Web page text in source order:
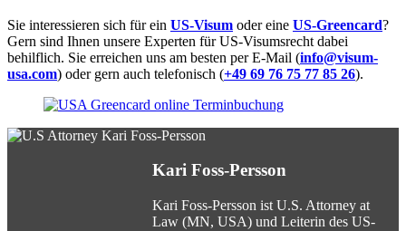
Sie interessieren sich für ein US-Visum oder eine US-Greencard?
Gern sind Ihnen unsere Experten für US-Visumsrecht dabei
behilflich. Sie erreichen uns am besten per E-Mail (info@visum-
usa.com) oder gern auch telefonisch (+49 69 76 75 77 85 26).
Kari Foss-Persson
Kari Foss-Persson ist U.S. Attorney at
Law (MN, USA) und Leiterin des US-